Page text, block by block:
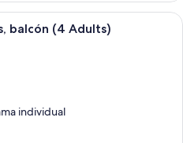
Una habitación moderna con un
balcón (4 Adults)
individual